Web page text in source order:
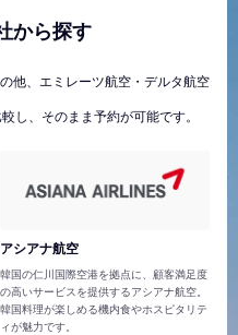
から探す
他、エミレーツ航空・デルタ航空
し、そのまま予約が可能です。
アシアナ航空
韓国の仁川国際空港を拠点に、顧客満足度
の高いサービスを提供するアシアナ航空。
韓国料理が楽しめる機内食やホスピタリテ
ィが魅力です。